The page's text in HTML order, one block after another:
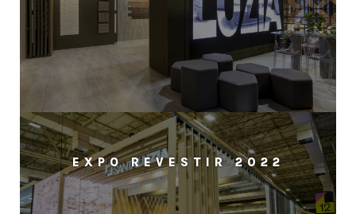
EXPO REVESTIR 2022